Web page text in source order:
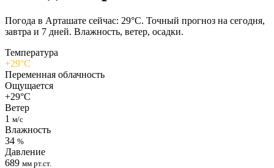
Погода в Арташате сейчас: 29°C. Точный прогноз на сегодня,
завтра и 7 дней. Влажность, ветер, осадки.
Температура
+29°C
Переменная облачность
Ощущается
+29°C
Ветер
1 м/с
Влажность
34 %
Давление
689 мм рт.ст.